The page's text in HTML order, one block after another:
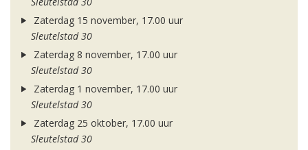
Zaterdag 15 november, 17.00 uur
Sleutelstad 30
Zaterdag 8 november, 17.00 uur
Sleutelstad 30
Zaterdag 1 november, 17.00 uur
Sleutelstad 30
Zaterdag 25 oktober, 17.00 uur
Sleutelstad 30